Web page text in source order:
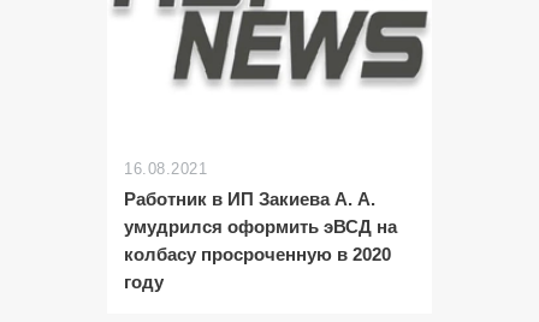
16.08.2021
Работник в ИП Закиева А. А.
умудрился оформить эВСД на
колбасу просроченную в 2020
году